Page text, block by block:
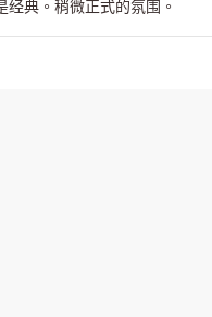
典。稍微正式的氛围。